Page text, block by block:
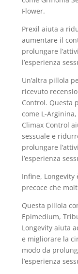
Flower.
Prexil aiuta a
aumentare il
prolungare
l’esperienza
Un’altra pillola
ricevuto
Control. Questa
come L-
Climax Control
sessuale e
prolungare
l’esperienza
Infine, Longevity
precoce che
Questa pillola
Epimedium,
Longevity aiuta
e migliorare la
modo da
l’esperienza